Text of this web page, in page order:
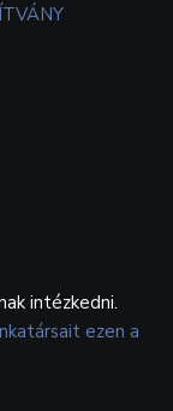
intézkedni.
ezen a